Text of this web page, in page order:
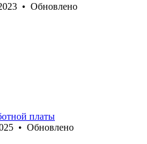
• Обновлено
платы
• Обновлено